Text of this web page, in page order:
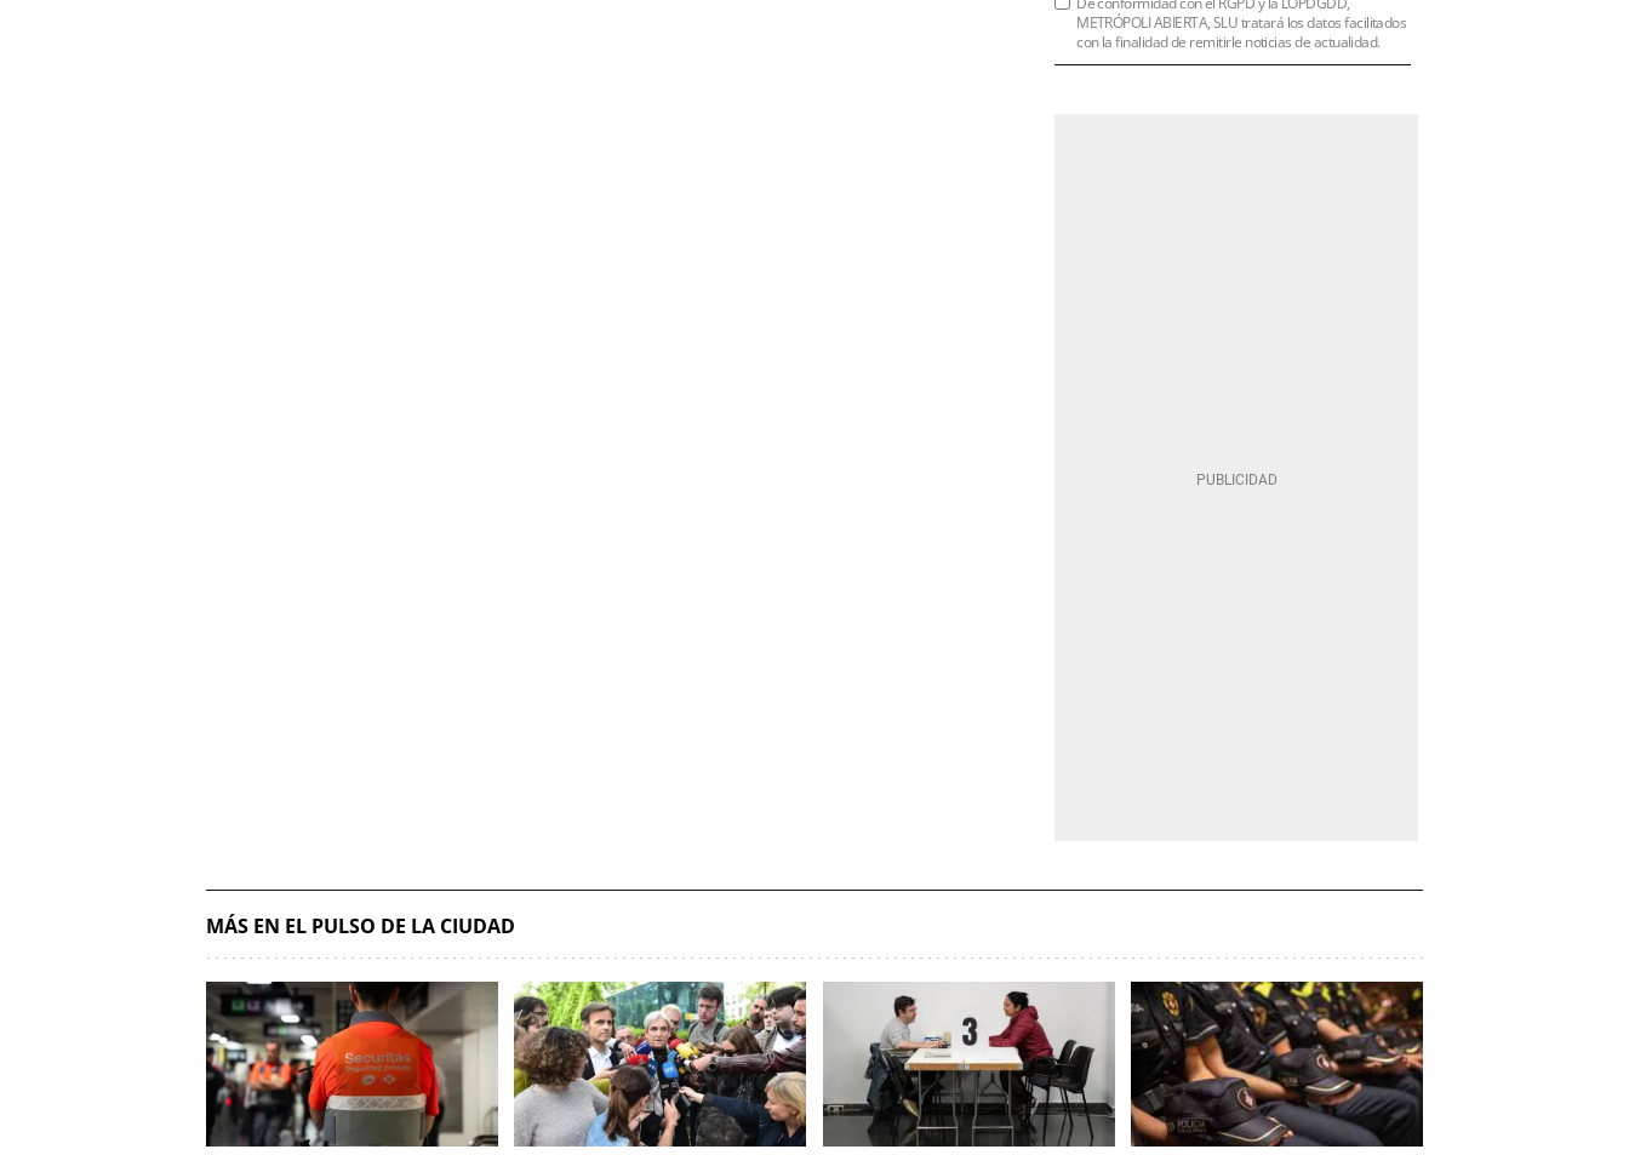
METRÓPOLI ABIERTA, SLU tratará los datos facilitados
con la finalidad de remitirle noticias de actualidad.
MÁS EN EL PULSO DE LA CIUDAD